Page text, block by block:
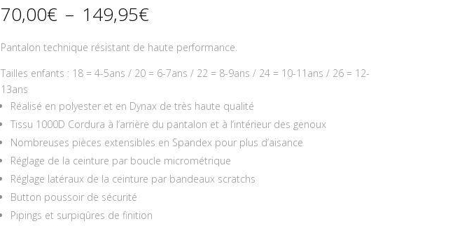
70,00€ – 149,95€Plage
de
prix :
70,00€
à
Pantalon technique résistant de haute performance.
Tailles enfants : 18 = 4-5ans / 20 = 6-7ans / 22 = 8-9ans / 24 = 10-11ans / 26 = 12-
13ans
Réalisé en polyester et en Dynax de très haute qualité
Tissu 1000D Cordura à l’arrière du pantalon et à l’intérieur des genoux
Nombreuses pièces extensibles en Spandex pour plus d’aisance
Réglage de la ceinture par boucle micrométrique
Réglage latéraux de la ceinture par bandeaux scratchs
Button poussoir de sécurité
Pipings et surpiqûres de finition